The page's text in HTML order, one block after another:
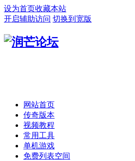
设为首页收藏本站
开启辅助访问 切换到宽版
网站首页
传奇版本
视频教程
常用工具
单机游戏
免费列表空间